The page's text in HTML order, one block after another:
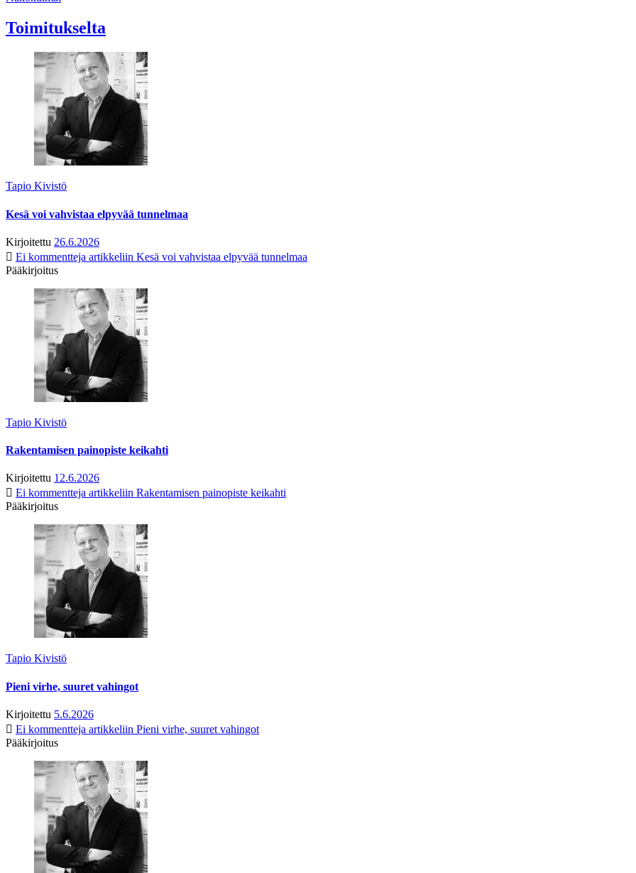
Toimitukselta
Tapio Kivistö
Kesä voi vahvistaa elpyvää tunnelmaa
Kirjoitettu 26.6.2026
Ei kommentteja artikkeliin Kesä voi vahvistaa elpyvää tunnelmaa
Pääkirjoitus
Tapio Kivistö
Rakentamisen painopiste keikahti
Kirjoitettu 12.6.2026
Ei kommentteja artikkeliin Rakentamisen painopiste keikahti
Pääkirjoitus
Tapio Kivistö
Pieni virhe, suuret vahingot
Kirjoitettu 5.6.2026
Ei kommentteja artikkeliin Pieni virhe, suuret vahingot
Pääkirjoitus